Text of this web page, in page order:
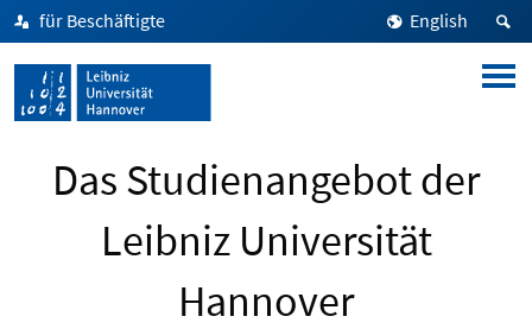
für Beschäftigte English
Das Studienangebot der
Leibniz Universität
Hannover